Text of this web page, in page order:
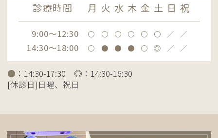
診療時間 月 火 水 木 金 土 日 祝
9:00～12:30 〇 〇 〇 〇 〇 〇 ／ ／
14:30～18:00 〇 ● ● ● 〇 ◎ ／ ／
● ：14:30-17:30 ◎：14:30-16:30
[休診日]日曜、祝日